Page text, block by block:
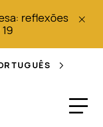
reflexões